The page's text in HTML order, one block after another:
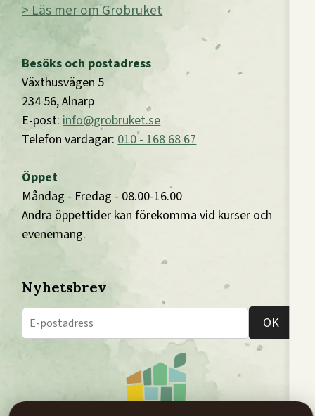
> Läs mer om Grobruket
Besöks och postadress
Växthusvägen 5
234 56, Alnarp
E-post:info@grobruket.se
Telefon vardagar:010 - 168 68 67
Öppet
Måndag - Fredag - 08.00-16.00
Andra öppettider kan förekomma vid kurser och
evenemang.
Nyhetsbrev
OK